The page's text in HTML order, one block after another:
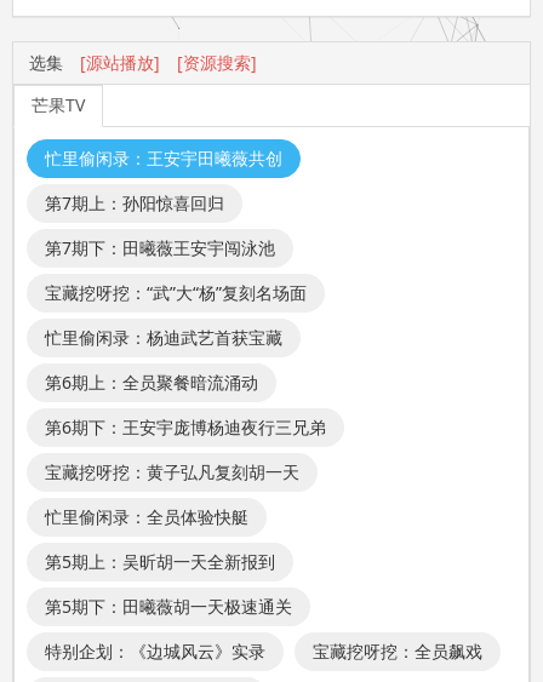
选集 [源站播放]
[资源搜索]
芒果TV
忙里偷闲录：王安宇田曦薇共创
第7期上：孙阳惊喜回归
第7期下：田曦薇王安宇闯泳池
宝藏挖呀挖：“武”大“杨”复刻名场面
忙里偷闲录：杨迪武艺首获宝藏
第6期上：全员聚餐暗流涌动
第6期下：王安宇庞博杨迪夜行三兄弟
宝藏挖呀挖：黄子弘凡复刻胡一天
忙里偷闲录：全员体验快艇
第5期上：吴昕胡一天全新报到
第5期下：田曦薇胡一天极速通关
特别企划：《边城风云》实录
宝藏挖呀挖：全员飙戏